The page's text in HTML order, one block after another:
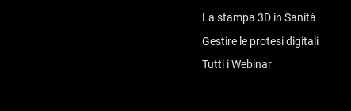
La stampa 3D in Sanità
Gestire le protesi digitali
Tutti i Webinar